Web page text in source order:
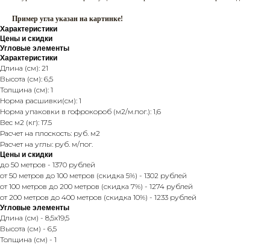
Пример угла указан на картинке!
Характеристики
Цены и скидки
Угловые элементы
Характеристики
Длина (см): 21
Высота (см): 6,5
Толщина (см): 1
Норма расшивки(см): 1
Норма упаковки в гофрокороб (м2/м.пог.): 1,6
Вес м2 (кг): 17.5
Расчет на плоскость: руб. м2
Расчет на углы: руб. м/пог.
Цены и скидки
до 50 метров - 1370 рублей
от 50 метров до 100 метров (скидка 5%) - 1302 рублей
от 100 метров до 200 метров (скидка 7%) - 1274 рублей
от 200 метров до 400 метров (скидка 10%) - 1233 рублей
Угловые элементы
Длина (см) - 8,5x19,5
Высота (см) - 6,5
Толщина (см) - 1